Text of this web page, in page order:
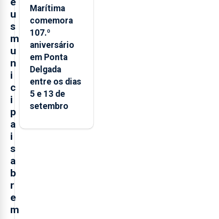
u
s
m
u
n
i
c
i
p
a
i
s
a
b
r
e
m
Marítima
comemora
107.º
aniversário
em Ponta
Delgada
entre os dias
5 e 13 de
setembro